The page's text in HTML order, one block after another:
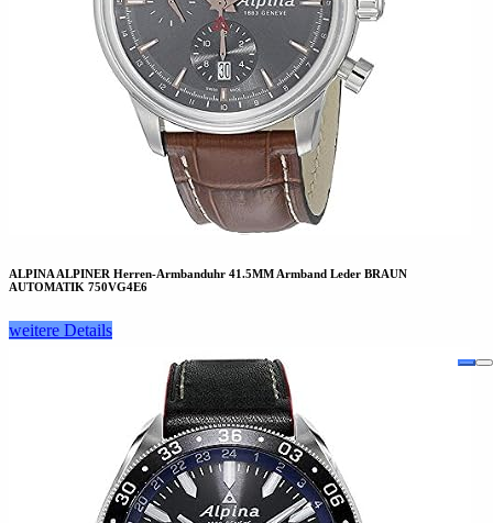
ALPINA ALPINER Herren-Armbanduhr 41.5MM Armband Leder BRAUN
AUTOMATIK 750VG4E6
weitere Details